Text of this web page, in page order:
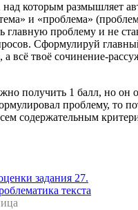
над которым размышляет
и «проблема»
главную проблему и не
Сформулируй
всё твоё сочинение-
получить 1 балл, но он
проблему, то
содержательным
задания 27.
текста